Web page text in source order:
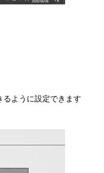
るように設定できます